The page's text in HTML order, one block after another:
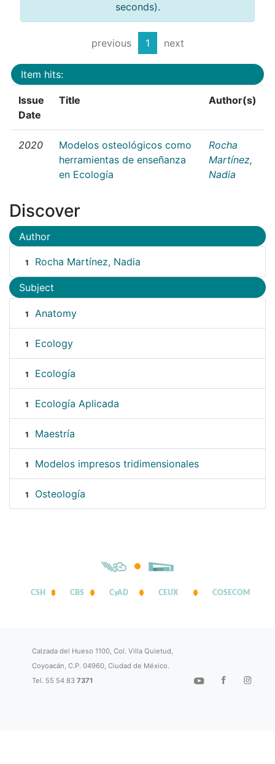
seconds).
previous 1 next
Item hits:
Issue
Date
Title Author(s)
2020
Modelos osteológicos como
herramientas de enseñanza
en Ecología
Rocha
Martínez,
Nadia
Discover
Author
1 Rocha Martínez, Nadia
Subject
1 Anatomy
1 Ecology
1 Ecología
1 Ecología Aplicada
1 Maestría
1 Modelos impresos tridimensionales
1 Osteología
CSH CBS CyAD CEUX COSECOM
Calzada del Hueso 1100, Col. Villa Quietud,
Coyoacán, C.P. 04960, Ciudad de México.
Tel. 55 54 837371